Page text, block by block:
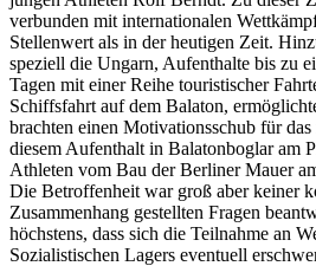
verbunden mit internationalen
Stellenwert als in der heutigen Zeit.
speziell die Ungarn, Aufenthalte bis zu
Tagen mit einer Reihe touristischer
Schiffsfahrt auf dem Balaton,
brachten einen Motivationsschub für
diesem Aufenthalt in Balatonboglar am
Athleten vom Bau der Berliner Mauer
Die Betroffenheit war groß aber keiner
Zusammenhang gestellten Fragen
höchstens, dass sich die Teilnahme an
Sozialistischen Lagers eventuell